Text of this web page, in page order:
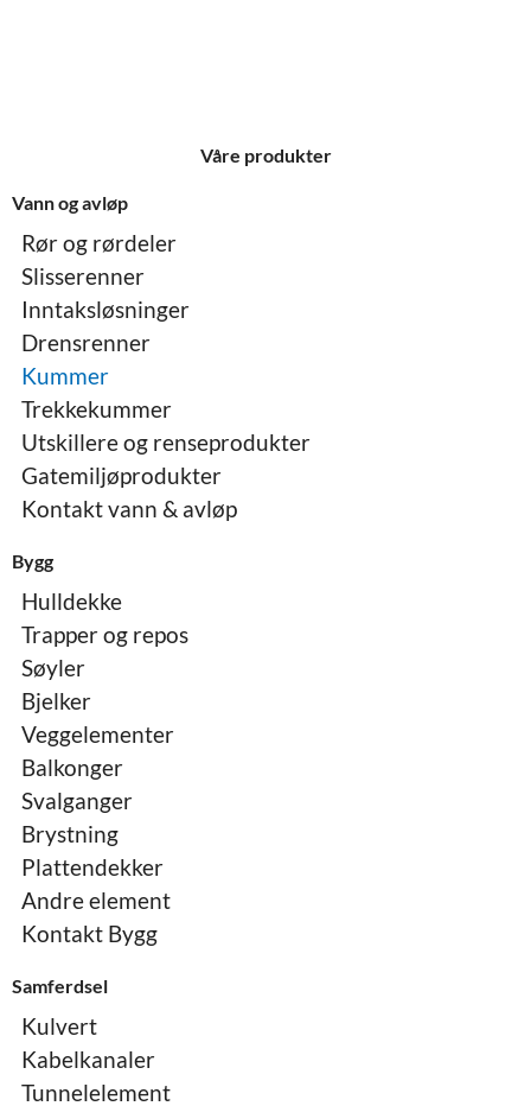
Våre produkter
Vann og avløp
Rør og rørdeler
Slisserenner
Inntaksløsninger
Drensrenner
Kummer
Trekkekummer
Utskillere og renseprodukter
Gatemiljøprodukter
Kontakt vann & avløp
Bygg
Hulldekke
Trapper og repos
Søyler
Bjelker
Veggelementer
Balkonger
Svalganger
Brystning
Plattendekker
Andre element
Kontakt Bygg
Samferdsel
Kulvert
Kabelkanaler
Tunnelelement